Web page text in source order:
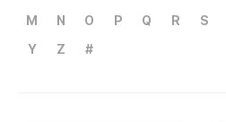
M
N O P Q R S
Y
Z #